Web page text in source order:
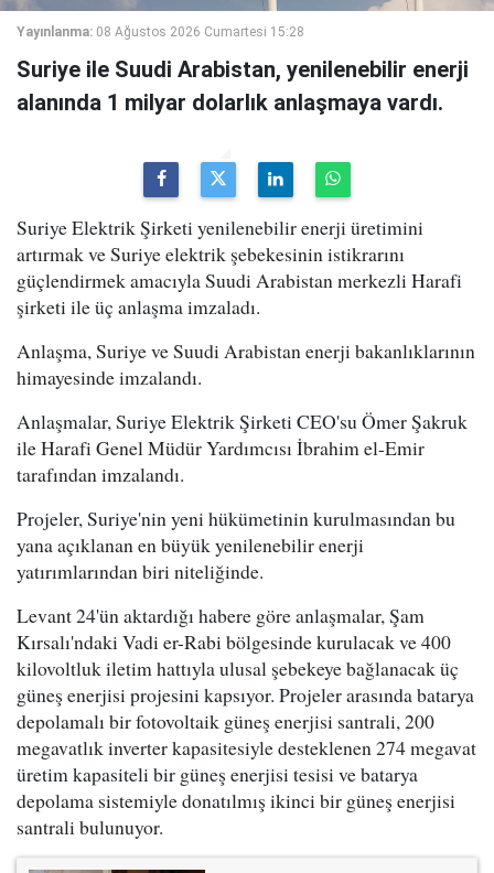
Yayınlanma: 08 Ağustos 2026 Cumartesi 15:28
Suriye ile Suudi Arabistan, yenilenebilir enerji
alanında 1 milyar dolarlık anlaşmaya vardı.
Suriye Elektrik Şirketi yenilenebilir enerji üretimini
artırmak ve Suriye elektrik şebekesinin istikrarını
güçlendirmek amacıyla Suudi Arabistan merkezli Harafi
şirketi ile üç anlaşma imzaladı.
Anlaşma, Suriye ve Suudi Arabistan enerji bakanlıklarının
himayesinde imzalandı.
Anlaşmalar, Suriye Elektrik Şirketi CEO'su Ömer Şakruk
ile Harafi Genel Müdür Yardımcısı İbrahim el-Emir
tarafından imzalandı.
Projeler, Suriye'nin yeni hükümetinin kurulmasından bu
yana açıklanan en büyük yenilenebilir enerji
yatırımlarından biri niteliğinde.
Levant 24'ün aktardığı habere göre anlaşmalar, Şam
Kırsalı'ndaki Vadi er-Rabi bölgesinde kurulacak ve 400
kilovoltluk iletim hattıyla ulusal şebekeye bağlanacak üç
güneş enerjisi projesini kapsıyor. Projeler arasında batarya
depolamalı bir fotovoltaik güneş enerjisi santrali, 200
megavatlık inverter kapasitesiyle desteklenen 274 megavat
üretim kapasiteli bir güneş enerjisi tesisi ve batarya
depolama sistemiyle donatılmış ikinci bir güneş enerjisi
santrali bulunuyor.